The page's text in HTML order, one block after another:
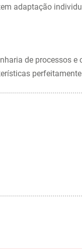
adaptação
de processos